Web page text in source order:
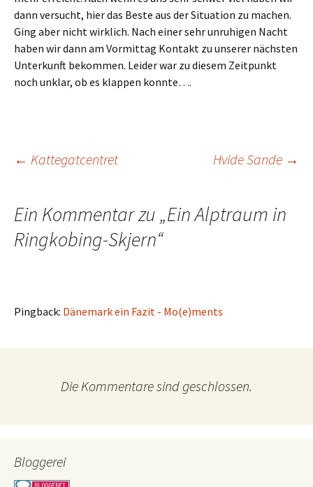
dann versucht, hier das Beste aus der Situation zu machen.
Ging aber nicht wirklich. Nach einer sehr unruhigen Nacht
haben wir dann am Vormittag Kontakt zu unserer nächsten
Unterkunft bekommen. Leider war zu diesem Zeitpunkt
noch unklar, ob es klappen konnte….
Beitragsnavigation
← Kattegatcentret Hvide Sande →
Ein Kommentar zu „Ein Alptraum in
Ringkobing-Skjern“
Pingback: Dänemark ein Fazit - Mo(e)ments
Die Kommentare sind geschlossen.
Bloggerei